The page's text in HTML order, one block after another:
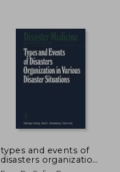
40%
types and events of
disasters organization
in various disaster